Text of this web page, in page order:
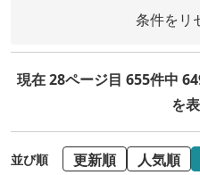
条件をリ
現在 28ページ目 655件中
を
並び順 更新順 人気順